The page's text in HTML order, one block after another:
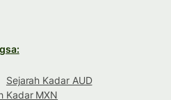
Sejarah Kadar AUD
Kadar MXN